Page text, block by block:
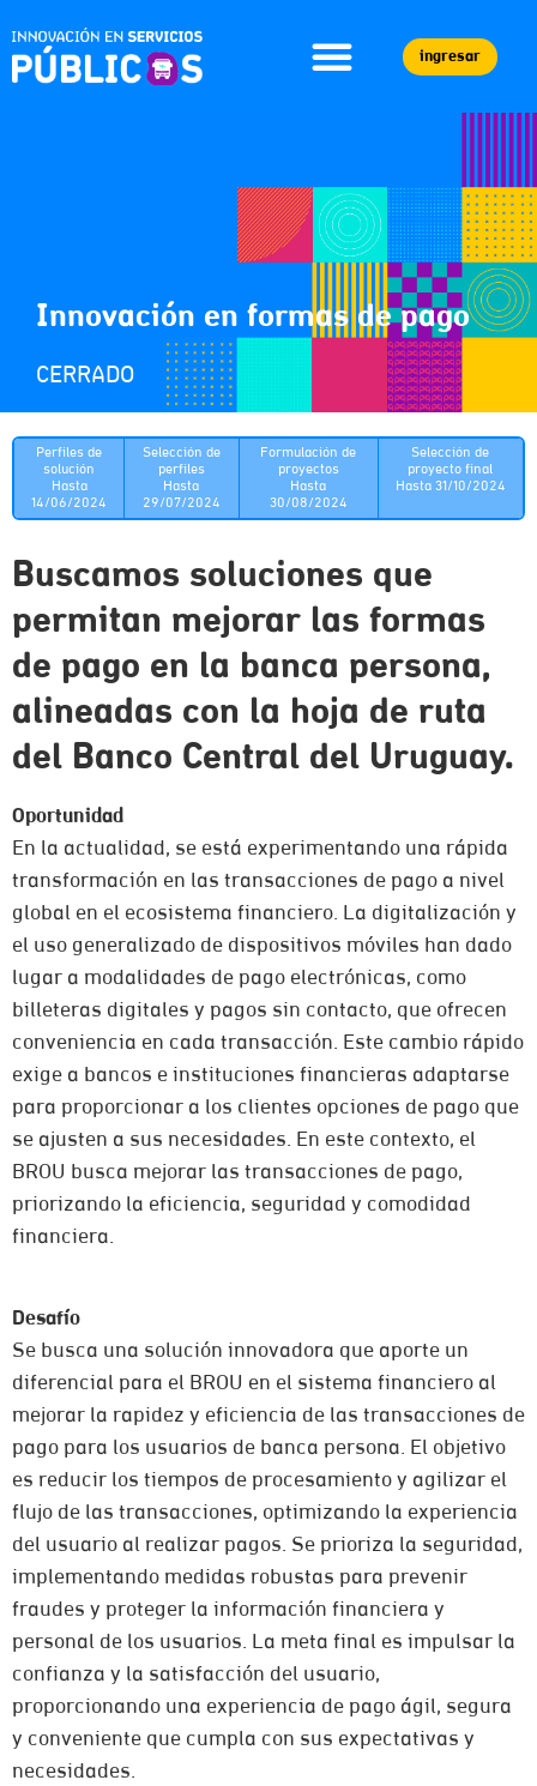
ingresar
Innovación en formas de pago
CERRADO
Perfiles de
solución
Hasta
14/06/2024
Selección de
perfiles
Hasta
29/07/2024
Formulación de
proyectos
Hasta
30/08/2024
Selección de
proyecto final
Hasta 31/10/2024
Buscamos soluciones que
permitan mejorar las formas
de pago en la banca persona,
alineadas con la hoja de ruta
del Banco Central del Uruguay.
Oportunidad
En la actualidad, se está experimentando una rápida
transformación en las transacciones de pago a nivel
global en el ecosistema financiero. La digitalización y
el uso generalizado de dispositivos móviles han dado
lugar a modalidades de pago electrónicas, como
billeteras digitales y pagos sin contacto, que ofrecen
conveniencia en cada transacción. Este cambio rápido
exige a bancos e instituciones financieras adaptarse
para proporcionar a los clientes opciones de pago que
se ajusten a sus necesidades. En este contexto, el
BROU busca mejorar las transacciones de pago,
priorizando la eficiencia, seguridad y comodidad
financiera.
Desafío
Se busca una solución innovadora que aporte un
diferencial para el BROU en el sistema financiero al
mejorar la rapidez y eficiencia de las transacciones de
pago para los usuarios de banca persona. El objetivo
es reducir los tiempos de procesamiento y agilizar el
flujo de las transacciones, optimizando la experiencia
del usuario al realizar pagos. Se prioriza la seguridad,
implementando medidas robustas para prevenir
fraudes y proteger la información financiera y
personal de los usuarios. La meta final es impulsar la
confianza y la satisfacción del usuario,
proporcionando una experiencia de pago ágil, segura
y conveniente que cumpla con sus expectativas y
necesidades.